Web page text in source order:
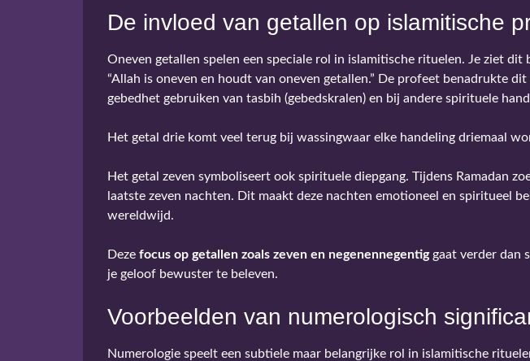
De invloed van getallen op islamitische
Oneven getallen spelen een speciale rol in islamitische rituelen. Je ziet dit
“Allah is oneven en houdt van oneven getallen.” De profeet benadrukte
gebedhet gebruiken van tasbih (gebedskralen) en bij andere spirituele
Het getal drie komt veel terug bij wassingwaar elke handeling driemaal
Het getal zeven symboliseert ook spirituele diepgang. Tijdens Ramadan
laatste zeven nachten. Dit maakt deze nachten emotioneel en spiritueel
wereldwijd.
Deze focus op getallen zoals zeven en negenennegentiggaat verder dan
je geloof bewuster te beleven.
Voorbeelden van numerologisch
Numerologie speelt een subtiele maar belangrijke rol in islamitische